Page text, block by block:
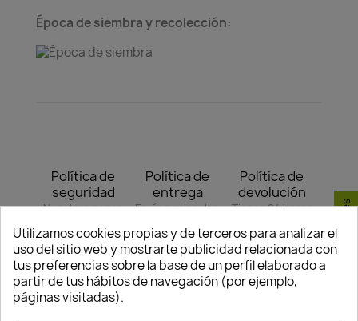
Época de siembra y recolección:
Política de
seguridad
Nuestros pagos
Política de
entrega
Envío peninsular,
Portugal.
Política de
devolución
Tienes 24 horas
reclamación,
siempre y cuando
adjunte foto del
paquete
Utilizamos cookies propias y de terceros para analizar el
uso del sitio web y mostrarte publicidad relacionada con
tus preferencias sobre la base de un perfil elaborado a
partir de tus hábitos de navegación (por ejemplo,
páginas visitadas).